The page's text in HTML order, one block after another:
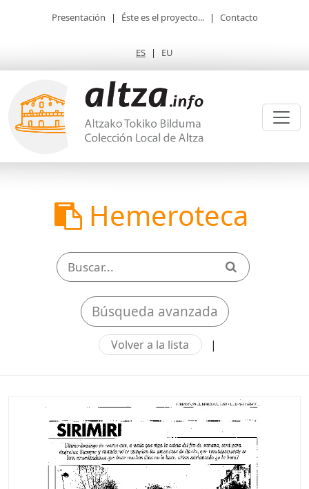
Presentación | Éste es el proyecto... | Contacto
ES | EU
Hemeroteca
Búsqueda avanzada
Volver a la lista |